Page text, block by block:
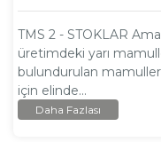
TMS 2 - STOKLAR
üretimdeki yarı
bulundurulan
için elinde...
Daha Fazlası